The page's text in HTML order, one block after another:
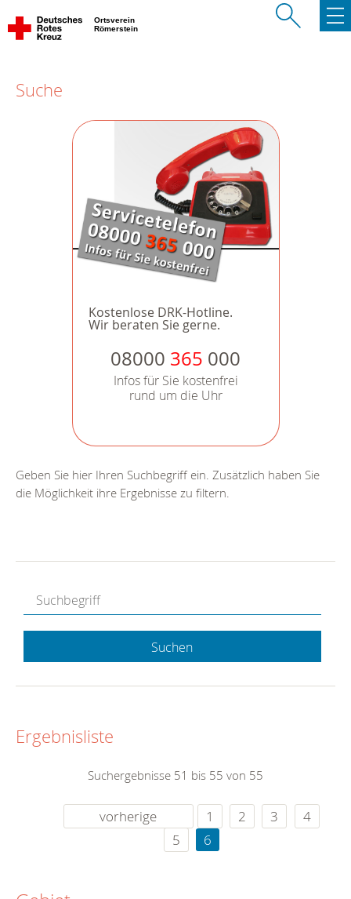
Ortsverein
Römerstein
Suche
Kostenlose DRK-Hotline.
Wir beraten Sie gerne.
08000 365 000
Infos für Sie kostenfrei
rund um die Uhr
Geben Sie hier Ihren Suchbegriff ein. Zusätzlich haben Sie
die Möglichkeit ihre Ergebnisse zu filtern.
Suchen
Ergebnisliste
Suchergebnisse 51 bis 55 von 55
vorherige 1 2 3
4
5
6